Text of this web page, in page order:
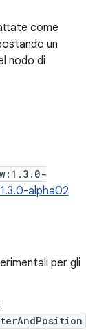
come
un
nodo di
alpha02
per gli